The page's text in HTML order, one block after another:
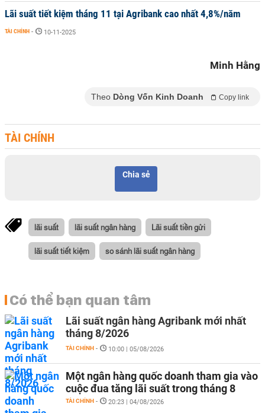
Lãi suất tiết kiệm tháng 11 tại Agribank cao nhất 4,8%/năm
TÀI CHÍNH - 10-11-2025
Minh Hằng
Theo Dòng Vốn Kinh Doanh Copy link
TÀI CHÍNH
Chia sẻ
lãi suất lãi suất ngân hàng Lãi suất tiền gửi
lãi suất tiết kiệm so sánh lãi suất ngân hàng
Có thể bạn quan tâm
Lãi suất ngân hàng Agribank mới nhất
tháng 8/2026
TÀI CHÍNH - 10:00 | 05/08/2026
Một ngân hàng quốc doanh tham gia vào
cuộc đua tăng lãi suất trong tháng 8
TÀI CHÍNH - 20:23 | 04/08/2026